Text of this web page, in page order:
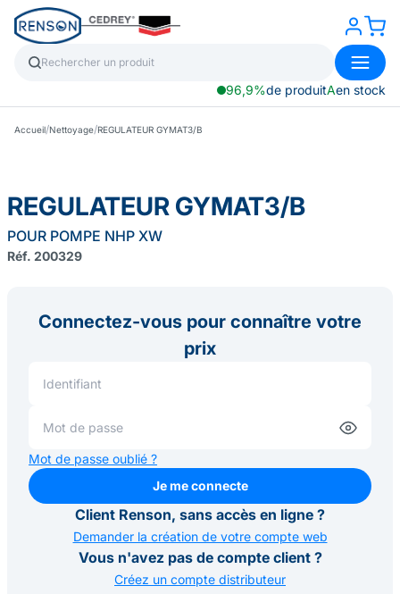
96,9%de produitAen stock
Accueil/Nettoyage/REGULATEUR GYMAT3/B
REGULATEUR GYMAT3/B
POUR POMPE NHP XW
Réf. 200329
Connectez-vous pour connaître votre
prix
Mot de passe oublié ?
Je me connecte
Je me connecte
Client Renson, sans accès en ligne ?
Demander la création de votre compte web
Vous n'avez pas de compte client ?
Créez un compte distributeur